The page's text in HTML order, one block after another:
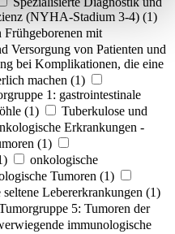
(NYHA-Stadium 3-4) (1)
mit
Versorgung von Patienten und
bei Komplikationen, die eine
machen (1)
1: gastrointestinale
(1)
Tuberkulose und
Erkrankungen -
(1)
onkologische
Tumoren (1)
seltene Lebererkrankungen (1)
5: Tumoren der
immunologische